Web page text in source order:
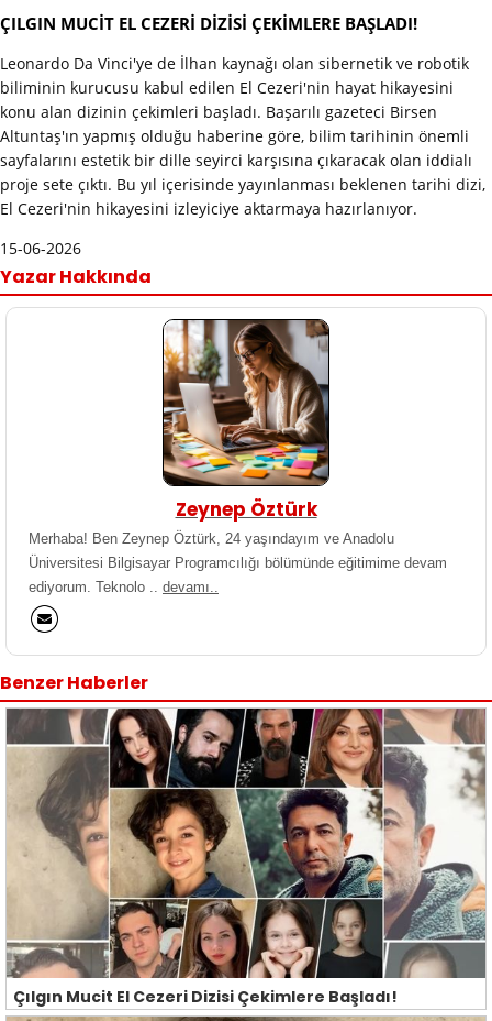
ÇILGIN MUCİT EL CEZERİ DİZİSİ ÇEKİMLERE BAŞLADI!
Leonardo Da Vinci'ye de İlhan kaynağı olan sibernetik ve robotik
biliminin kurucusu kabul edilen El Cezeri'nin hayat hikayesini
konu alan dizinin çekimleri başladı. Başarılı gazeteci Birsen
Altuntaş'ın yapmış olduğu haberine göre, bilim tarihinin önemli
sayfalarını estetik bir dille seyirci karşısına çıkaracak olan iddialı
proje sete çıktı. Bu yıl içerisinde yayınlanması beklenen tarihi dizi,
El Cezeri'nin hikayesini izleyiciye aktarmaya hazırlanıyor.
15-06-2026
Yazar Hakkında
Zeynep Öztürk
Merhaba! Ben Zeynep Öztürk, 24 yaşındayım ve Anadolu
Üniversitesi Bilgisayar Programcılığı bölümünde eğitimime devam
ediyorum. Teknolo .. devamı..
Benzer Haberler
Çılgın Mucit El Cezeri Dizisi Çekimlere Başladı!